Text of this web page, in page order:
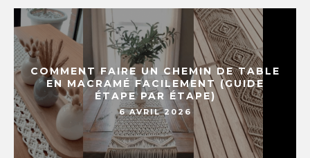
COMMENT FAIRE UN CHEMIN DE TABLE
EN MACRAMÉ FACILEMENT (GUIDE
ÉTAPE PAR ÉTAPE)
6 AVRIL 2026